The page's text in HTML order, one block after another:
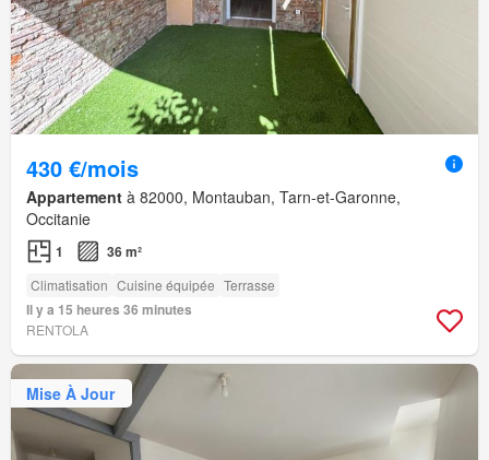
430 €/mois
Appartement à 82000, Montauban, Tarn-et-Garonne,
Occitanie
1 36 m²
Climatisation Cuisine équipée Terrasse
Il y a 15 heures 36 minutes
RENTOLA
Mise À Jour